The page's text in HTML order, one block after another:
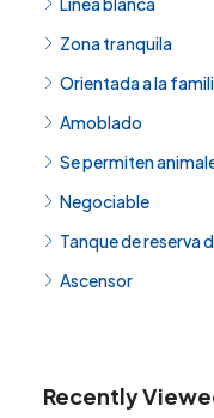
Zona tranquila
Orientada a la
Amoblado
Se permiten
Negociable
Tanque de reserva
Ascensor
Recently